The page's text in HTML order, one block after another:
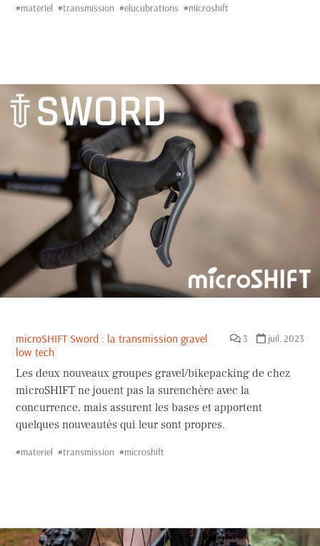
#materiel #transmission #elucubrations #microshift
3 juil. 2023
microSHIFT Sword : la transmission gravel
low tech
Les deux nouveaux groupes gravel/bikepacking de chez
microSHIFT ne jouent pas la surenchère avec la
concurrence, mais assurent les bases et apportent
quelques nouveautés qui leur sont propres.
#materiel #transmission #microshift